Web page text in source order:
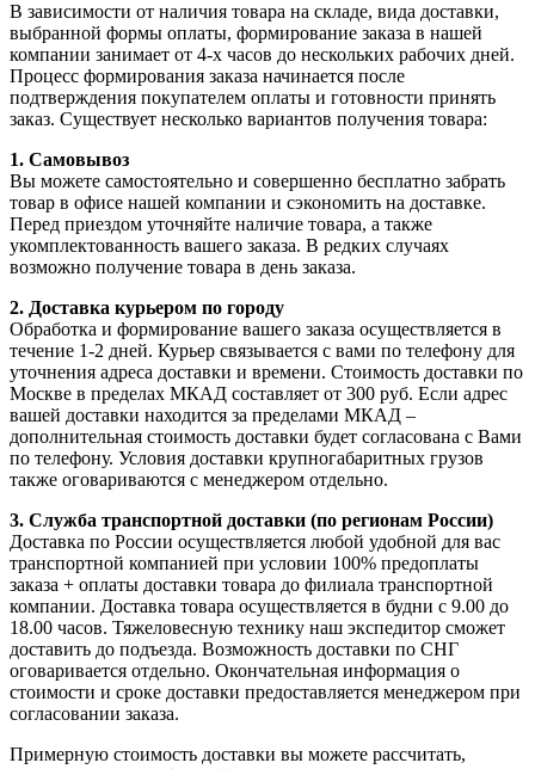
В зависимости от наличия товара на складе, вида доставки,
выбранной формы оплаты, формирование заказа в нашей
компании занимает от 4-х часов до нескольких рабочих дней.
Процесс формирования заказа начинается после
подтверждения покупателем оплаты и готовности принять
заказ. Существует несколько вариантов получения товара:
1. Самовывоз
Вы можете самостоятельно и совершенно бесплатно забрать
товар в офисе нашей компании и сэкономить на доставке.
Перед приездом уточняйте наличие товара, а также
укомплектованность вашего заказа. В редких случаях
возможно получение товара в день заказа.
2. Доставка курьером по городу
Обработка и формирование вашего заказа осуществляется в
течение 1-2 дней. Курьер связывается с вами по телефону для
уточнения адреса доставки и времени. Стоимость доставки по
Москве в пределах МКАД составляет от 300 руб. Если адрес
вашей доставки находится за пределами МКАД –
дополнительная стоимость доставки будет согласована с Вами
по телефону. Условия доставки крупногабаритных грузов
также оговариваются с менеджером отдельно.
3. Служба транспортной доставки (по регионам России)
Доставка по России осуществляется любой удобной для вас
транспортной компанией при условии 100% предоплаты
заказа + оплаты доставки товара до филиала транспортной
компании. Доставка товара осуществляется в будни с 9.00 до
18.00 часов. Тяжеловесную технику наш экспедитор сможет
доставить до подъезда. Возможность доставки по СНГ
оговаривается отдельно. Окончательная информация о
стоимости и сроке доставки предоставляется менеджером при
согласовании заказа.
Примерную стоимость доставки вы можете рассчитать,